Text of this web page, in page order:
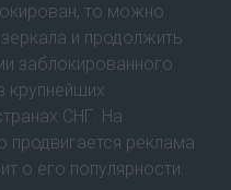
то можно
и продолжить
заблокированного
крупнейших
СНГ. На
продвигается реклама
о его популярности.